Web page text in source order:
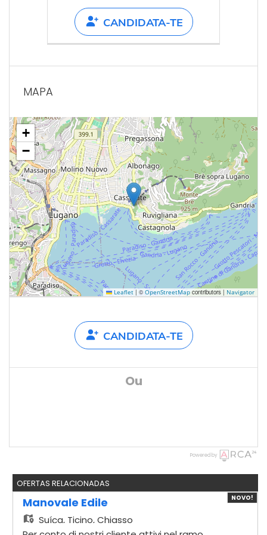
CANDIDATA-TE
MAPA
+
−
Leaflet | © OpenStreetMap contributors | Navigator
CANDIDATA-TE
Ou
Powered by
OFERTAS RELACIONADAS
NOVO!
Manovale Edile
Suíça, Ticino, Chiasso